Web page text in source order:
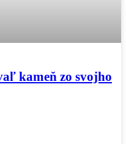
kameň zo svojho